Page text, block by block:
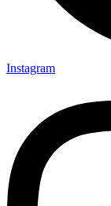
Instagram